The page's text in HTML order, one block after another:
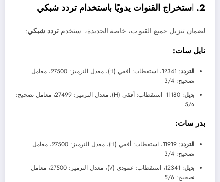
2. استخراج القنوات يدويًا باستخدام تردد شبكي
لضمان تنزيل جميع القنوات، خاصة الجديدة، استخدم تردد شبكي:
نايل سات:
التردد
: 12341، استقطاب: أفقي (H)، معدل الترميز: 27500، معامل
تصحيح: 3/4
بديل
: 11180، استقطاب: أفقي (H)، معدل الترميز: 27499، معامل تصحيح:
5/6
بدر سات:
التردد
: 11919، استقطاب: أفقي (H)، معدل الترميز: 27500، معامل
تصحيح: 3/4
بديل
: 12341، استقطاب: عمودي (V)، معدل الترميز: 27500، معامل
تصحيح: 5/6